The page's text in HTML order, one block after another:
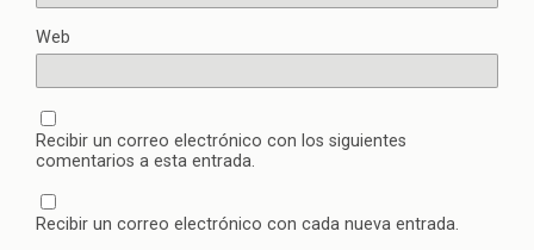
Web
Recibir un correo electrónico con los siguientes
comentarios a esta entrada.
Recibir un correo electrónico con cada nueva entrada.